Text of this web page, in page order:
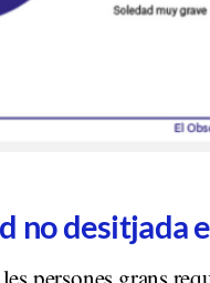
no desitjada